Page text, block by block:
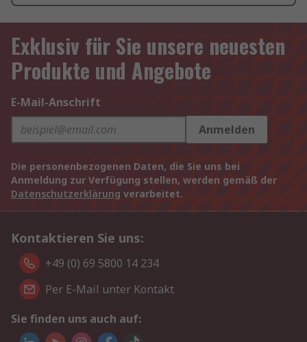
Exklusiv für Sie unsere neuesten
Produkte und Angebote
E-Mail-Anschrift
Anmelden
Die personenbezogenen Daten, die Sie uns bei
Anmeldung zur Verfügung stellen, werden gemäß der
Datenschutzerklärung verarbeitet.
Kontaktieren Sie uns:
+49 (0) 69 5800 14 234
Per E-Mail unter Kontakt
Sie finden uns auch auf: